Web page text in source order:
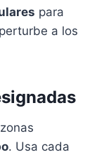
para
a los
. Usa cada